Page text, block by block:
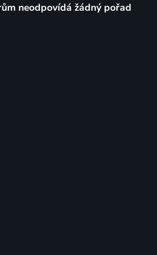
neodpovídá žádný pořad